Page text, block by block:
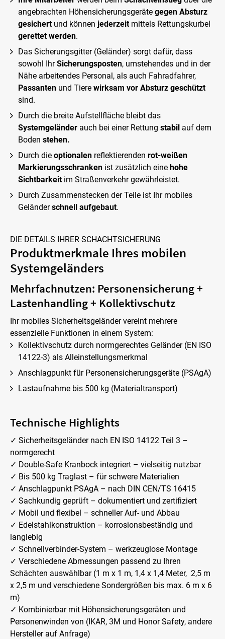
angebrachten Höhensicherungsgeräte gegen Absturz
gesichertund können jederzeitmittels Rettungskurbel
gerettet werden.
Das Sicherungsgitter (Geländer) sorgt dafür, dass
sowohl IhrSicherungsposten, umstehendes und in der
Nähe arbeitendes Personal, als auch Fahradfahrer,
Passanten und Tiere wirksam vor Absturz geschützt
sind.
Durch die breite Aufstellfläche bleibt das
Systemgeländer auch bei einer Rettung stabil auf dem
Boden stehen.
Durch die optionalen reflektierenden rot-weißen
Markierungsschranken ist zusätzlich eine hohe
Sichtbarkeitim Straßenverkehr gewährleistet.
Durch Zusammenstecken der Teile ist Ihr mobiles
Geländerschnell aufgebaut.
DIE DETAILS IHRER SCHACHTSICHERUNG
Produktmerkmale Ihres mobilen
Systemgeländers
Mehrfachnutzen: Personensicherung +
Lastenhandling + Kollektivschutz
Ihr mobiles Sicherheitsgeländer vereint mehrere
essenzielle Funktionen in einem System:
Kollektivschutz durch normgerechtes Geländer (EN ISO
14122-3) als Alleinstellungsmerkmal
Anschlagpunkt für Personensicherungsgeräte (PSAgA)
Lastaufnahme bis 500 kg (Materialtransport)
Technische Highlights
✓ Sicherheitsgeländer nach EN ISO 14122 Teil 3 –
normgerecht
✓ Double-Safe Kranbock integriert – vielseitig nutzbar
✓ Bis 500 kg Traglast – für schwere Materialien
✓ Anschlagpunkt PSAgA – nach DIN CEN/TS 16415
✓ Sachkundig geprüft – dokumentiert und zertifiziert
✓ Mobil und flexibel – schneller Auf- und Abbau
✓ Edelstahlkonstruktion – korrosionsbeständig und
langlebig
✓ Schnellverbinder-System – werkzeuglose Montage
✓ Verschiedene Abmessungen passend zu Ihren
Schächten auswählbar (1 m x 1 m, 1,4 x 1,4 Meter, 2,5 m
x 2,5 m und verschiedene Sondergrößen bis max. 6 m x 6
m)
✓ Kombinierbar mit Höhensicherungsgeräten und
Personenwinden von (IKAR, 3M und Honor Safety, andere
Hersteller auf Anfrage)